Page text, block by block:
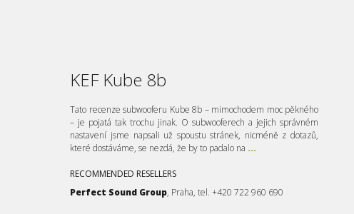
KEF Kube 8b
Tato recenze subwooferu Kube 8b – mimochodem moc pěkného
– je pojatá tak trochu jinak. O subwooferech a jejich správném
nastavení jsme napsali už spoustu stránek, nicméně z dotazů,
které dostáváme, se nezdá, že by to padalo na ...
RECOMMENDED RESELLERS
Perfect Sound Group, Praha, tel. +420 722 960 690